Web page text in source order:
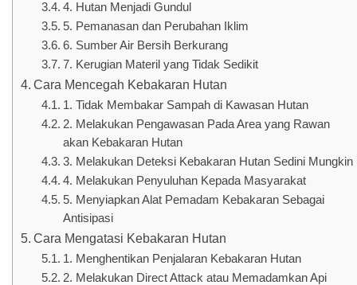
4. Hutan Menjadi Gundul
5. Pemanasan dan Perubahan Iklim
6. Sumber Air Bersih Berkurang
7. Kerugian Materil yang Tidak Sedikit
Cara Mencegah Kebakaran Hutan
1. Tidak Membakar Sampah di Kawasan Hutan
2. Melakukan Pengawasan Pada Area yang Rawan
akan Kebakaran Hutan
3. Melakukan Deteksi Kebakaran Hutan Sedini Mungkin
4. Melakukan Penyuluhan Kepada Masyarakat
5. Menyiapkan Alat Pemadam Kebakaran Sebagai
Antisipasi
Cara Mengatasi Kebakaran Hutan
1. Menghentikan Penjalaran Kebakaran Hutan
2. Melakukan Direct Attack atau Memadamkan Api